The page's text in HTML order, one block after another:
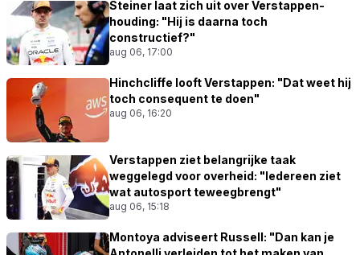
Steiner laat zich uit over Verstappen-
houding: "Hij is daarna toch
constructief?"
aug 06, 17:00
Hinchcliffe looft Verstappen: "Dat weet hij
toch consequent te doen"
aug 06, 16:20
Verstappen ziet belangrijke taak
weggelegd voor overheid: "Iedereen ziet
wat autosport teweegbrengt"
aug 06, 15:18
Montoya adviseert Russell: "Dan kan je